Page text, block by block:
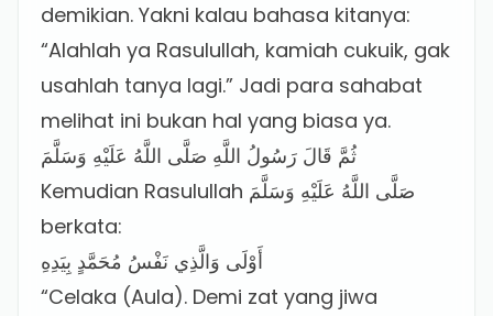
demikian. Yakni kalau bahasa kitanya:
“Alahlah ya Rasulullah, kamiah cukuik, gak
usahlah tanya lagi.” Jadi para sahabat
melihat ini bukan hal yang biasa ya.
ثُمَّ قَالَ رَسُولُ اللَّهِ صَلَّى اللَّهُ عَلَيْهِ وَسَلَّمَ
Kemudian Rasulullah صَلَّى اللَّهُ عَلَيْهِ وَسَلَّمَ
berkata:
أَوْلَى وَالَّذِي نَفْسُ مُحَمَّدٍ بِيَدِهِ
“Celaka (Aula). Demi zat yang jiwa